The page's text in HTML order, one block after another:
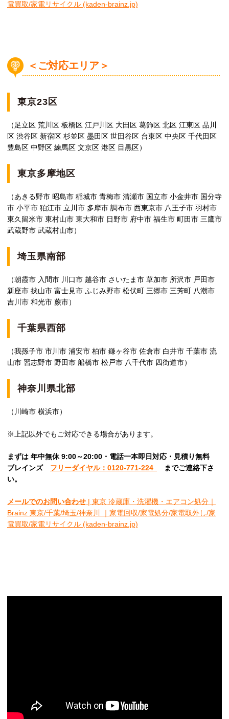
電買取/家電リサイクル (kaden-brainz.jp)
＜ご対応エリア＞
東京23区
（足立区 荒川区 板橋区 江戸川区 大田区 葛飾区 北区 江東区 品川
区 渋谷区 新宿区 杉並区 墨田区 世田谷区 台東区 中央区 千代田区
豊島区 中野区 練馬区 文京区 港区 目黒区）
東京多摩地区
（あきる野市 昭島市 稲城市 青梅市 清瀬市 国立市 小金井市 国分寺
市 小平市 狛江市 立川市 多摩市 調布市 西東京市 八王子市 羽村市
東久留米市 東村山市 東大和市 日野市 府中市 福生市 町田市 三鷹市
武蔵野市 武蔵村山市）
埼玉県南部
（朝霞市 入間市 川口市 越谷市 さいたま市 草加市 所沢市 戸田市
新座市 挟山市 富士見市 ふじみ野市 松伏町 三郷市 三芳町 八潮市
吉川市 和光市 蕨市）
千葉県西部
（我孫子市 市川市 浦安市 柏市 鎌ヶ谷市 佐倉市 白井市 千葉市 流
山市 習志野市 野田市 船橋市 松戸市 八千代市 四街道市）
神奈川県北部
（川崎市 横浜市）
※上記以外でもご対応できる場合があります。
まずは 年中無休 9:00～20:00・電話一本即日対応・見積り無料
ブレインズ フリーダイヤル：0120-771-224 までご連絡下さ
い。
メールでのお問い合わせ | 東京 冷蔵庫・洗濯機・エアコン処分｜
Brainz 東京/千葉/埼玉/神奈川 ｜家電回収/家電処分/家電取外し/家
電買取/家電リサイクル (kaden-brainz.jp)